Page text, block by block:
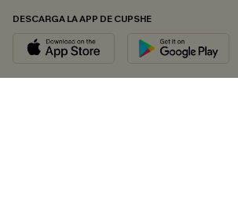
DESCARGA LA APP DE CUPSHE